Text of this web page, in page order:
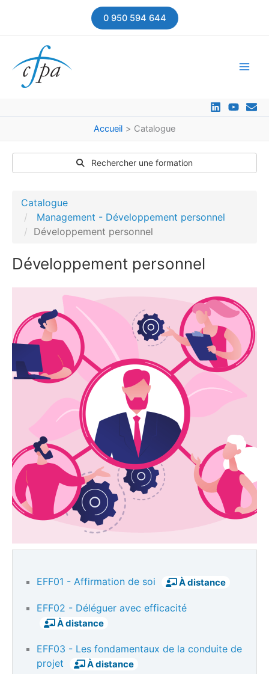
0 950 594 644
Accueil Catalogue
Rechercher une formation
Catalogue
Management - Développement personnel
Développement personnel
Développement personnel
EFF01 - Affirmation de soi À distance
EFF02 - Déléguer avec efficacité
À distance
EFF03 - Les fondamentaux de la conduite de
projet
À distance